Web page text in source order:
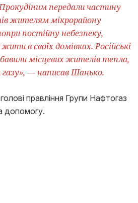
передали частину
жителям мікрорайону
постійну небезпеку,
в своїх домівках. Російські
місцевих жителів тепла,
— написав Шанько.
правління Групи Нафтогаз
допомогу.